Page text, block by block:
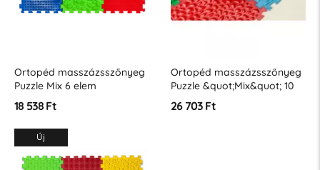
Ortopéd masszázsszőnyeg
Puzzle Mix 6 elem
18 538 Ft
Ortopéd masszázsszőnyeg
Puzzle &quot;Mix&quot; 10
elem
26 703 Ft
Új